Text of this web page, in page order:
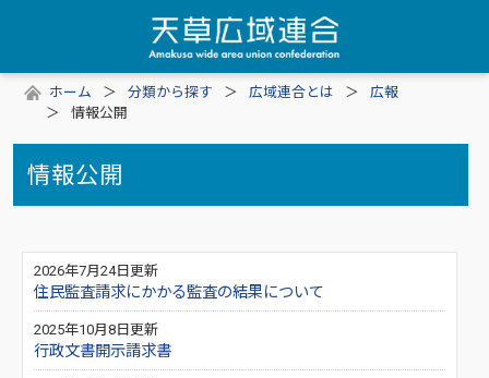
ホーム 分類から探す 広域連合とは
広報
情報公開
情報公開
2026年7月24日更新
住民監査請求にかかる監査の結果について
2025年10月8日更新
行政文書開示請求書